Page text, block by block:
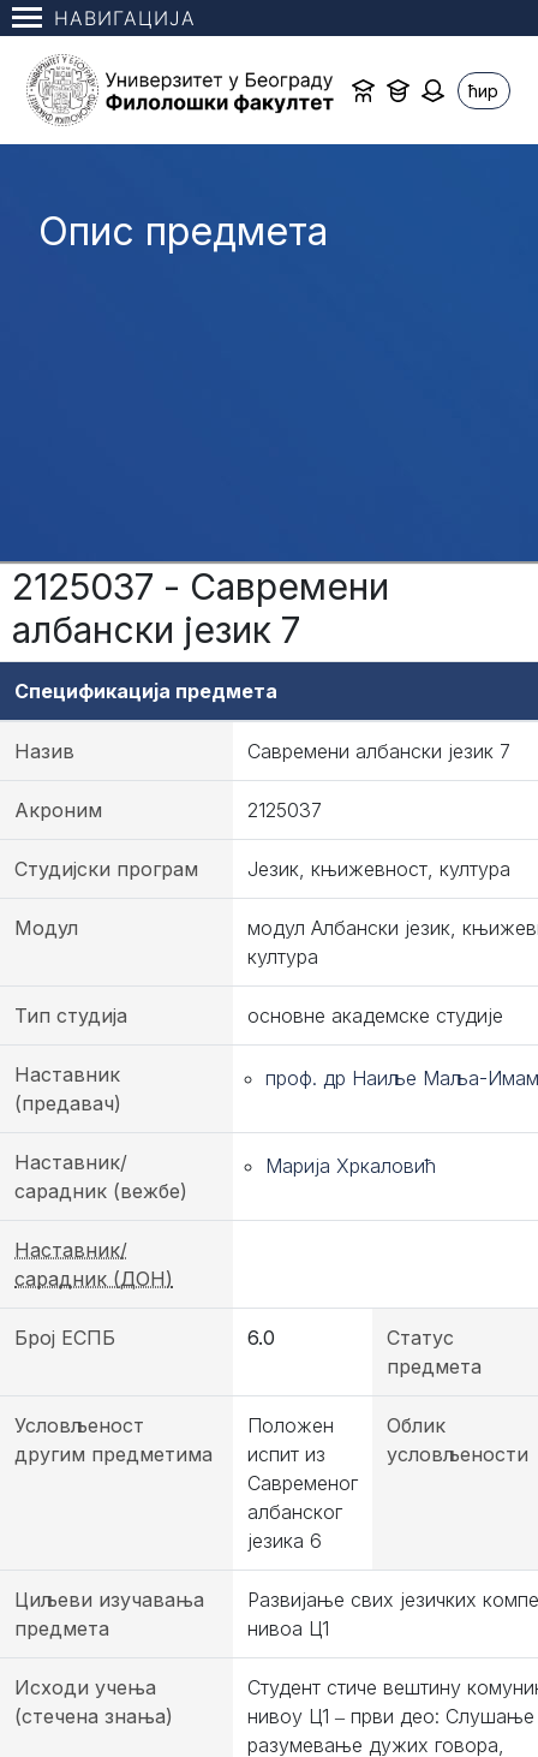
НАВИГАЦИЈА
ћир
Опис предмета
2125037 - Савремени
албански језик 7
Спецификација предмета
Назив Савремени албански језик 7
Акроним 2125037
Студијски програм Језик, књижевност, култура
Модул
модул Албански језик,
култура
Тип студија основне академске студије
Наставник
(предавач)
проф. др Наиље Маља-
Наставник/
сарадник (вежбе)
Марија Хркаловић
Наставник/
сарадник (ДОН)
Број ЕСПБ 6.0
Статус
предмета
Условљеност
другим предметима
Положен
испит из
Савременог
албанског
језика 6
Облик
условљености
Циљеви изучавања
предмета
Развијање свих језичких
нивоа Ц1
Исходи учења
(стечена знања)
Студент стиче вештину
нивоу Ц1 ‒ први део: Слушање
разумевање дужих говора,